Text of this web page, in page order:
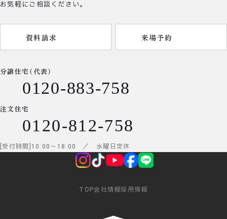
お気軽にご相談ください。
資料請求 来場予約
分譲住宅（代表）
0120-883-758
注文住宅
0120-812-758
受付時間 10:00 ～ 18:00 ／ 水曜日定休
TOP会社情報採用情報